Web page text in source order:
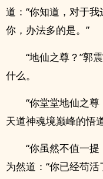
道：“你知道，对于
你，办法多的是。”
“地仙之尊？”郭
什么。
“你堂堂地仙之
天道神魂境巅峰的悟
“你虽然不值一
为然道：“你已经苟